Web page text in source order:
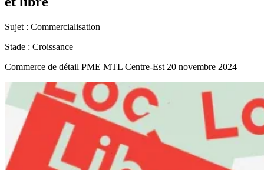
Sujet : Commercialisation
Stade : Croissance
Commerce de détail PME MTL Centre-Est 20 novembre 2024